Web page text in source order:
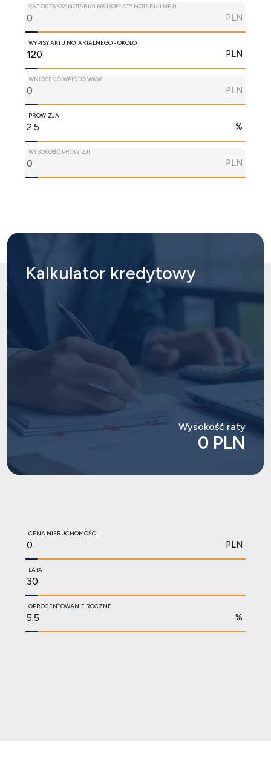
VAT OD TAKSY NOTARIALNEJ (OPŁATY NOTARIALNEJ)
PLN
WYPISY AKTU NOTARIALNEGO - OKOŁO
PLN
WNIOSEK O WPIS DO WKW
PLN
PROWIZJA
%
WYSOKOŚĆ PROWIZJI
PLN
Kalkulator kredytowy
Wysokość raty
0 PLN
CENA NIERUCHOMOŚCI
PLN
LATA
OPROCENTOWANIE ROCZNE
%